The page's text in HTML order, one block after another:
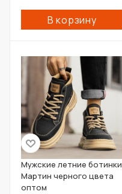
В корзину
Мужские летние ботинки
Мартин черного цвета
оптом